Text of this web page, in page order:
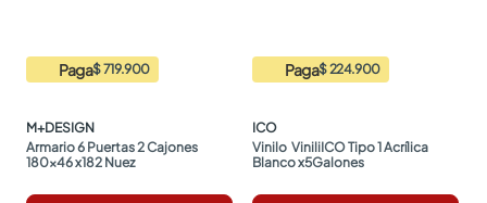
Paga$ 719.900
M+DESIGN
Armario 6 Puertas 2 Cajones
180x46 x182 Nuez
Paga$ 224.900
ICO
Vinilo  ViniliICO Tipo 1 Acrílica
Blanco x5Galones